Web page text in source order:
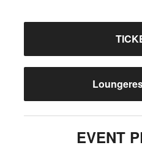
EVENT